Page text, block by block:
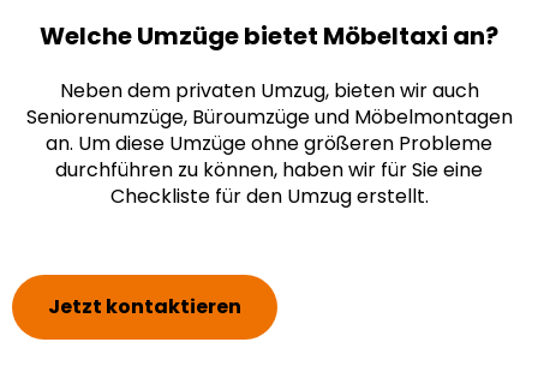
Welche Umzüge bietet Möbeltaxi an?
Neben dem privaten Umzug, bieten wir auch
Seniorenumzüge, Büroumzüge und Möbelmontagen
an. Um diese Umzüge ohne größeren Probleme
durchführen zu können, haben wir für Sie eine
Checklistefür den Umzug erstellt.
Jetzt kontaktieren